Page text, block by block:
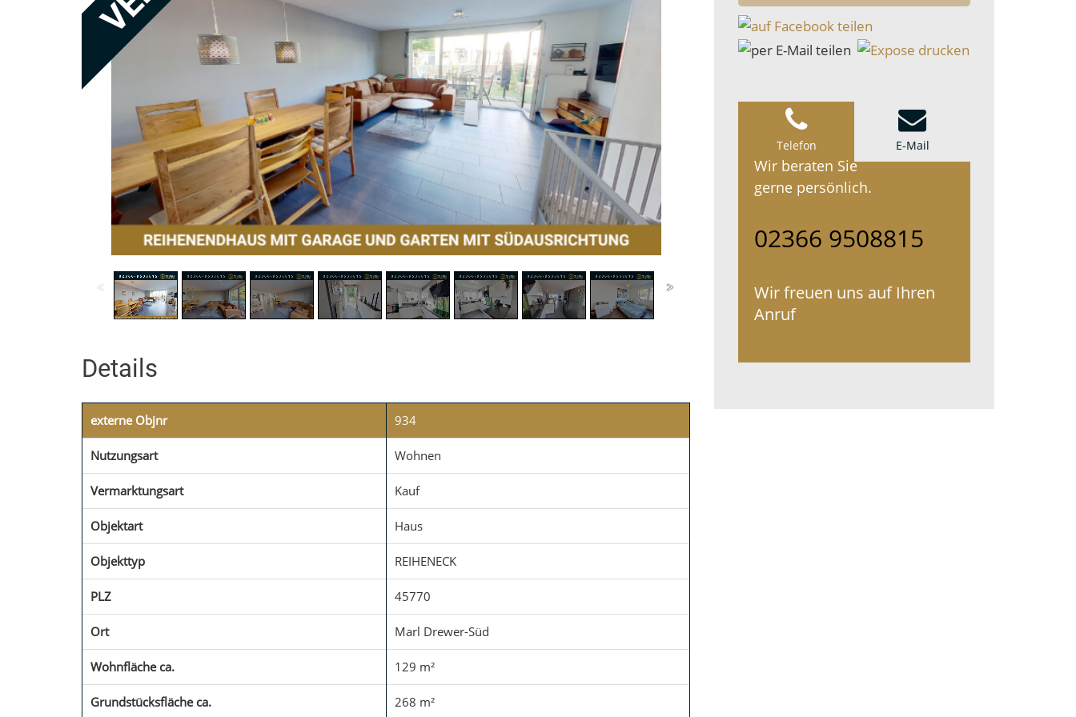
Telefon E-Mail
Wir beraten Sie
gerne persönlich.
02366 9508815
Wir freuen uns auf Ihren
Anruf
Details
externe Objnr 934
Nutzungsart Wohnen
Vermarktungsart Kauf
Objektart Haus
Objekttyp REIHENECK
PLZ 45770
Ort Marl Drewer-Süd
Wohnfläche ca. 129 m²
Grundstücksfläche ca. 268 m²